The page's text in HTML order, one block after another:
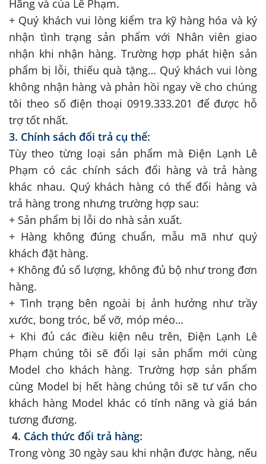
Hãng và của Lê Phạm.
+ Quý khách vui lòng kiểm tra kỹ hàng hóa và ký
nhận tình trạng sản phẩm với Nhân viên giao
nhận khi nhận hàng. Trường hợp phát hiện sản
phẩm bị lỗi, thiếu quà tặng… Quý khách vui lòng
không nhận hàng và phản hồi ngay về cho chúng
tôi theo số điện thoại 0919.333.201 để được hỗ
trợ tốt nhất.
3. Chính sách đổi trả cụ thể:
Tùy theo từng loại sản phẩm mà Điện Lạnh Lê
Phạm có các chính sách đổi hàng và trả hàng
khác nhau. Quý khách hàng có thể đổi hàng và
trả hàng trong nhưng trường hợp sau:
+ Sản phẩm bị lỗi do nhà sản xuất.
+ Hàng không đúng chuẩn, mẫu mã như quý
khách đặt hàng.
+ Không đủ số lượng, không đủ bộ như trong đơn
hàng.
+ Tình trạng bên ngoài bị ảnh hưởng như trầy
xước, bong tróc, bể vỡ, móp méo…
+ Khi đủ các điều kiện nêu trên, Điện Lạnh Lê
Phạm chúng tôi sẽ đổi lại sản phẩm mới cùng
Model cho khách hàng. Trường hợp sản phẩm
cùng Model bị hết hàng chúng tôi sẽ tư vấn cho
khách hàng Model khác có tính năng và giá bán
tương đương.
4. Cách thức đổi trả hàng:
Trong vòng 30 ngày sau khi nhận được hàng, nếu